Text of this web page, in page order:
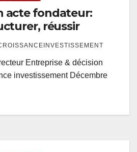
acte fondateur:
réussir
Entreprise & décision
investissement Décembre